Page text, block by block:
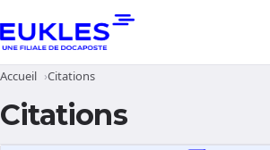
Accueil Citations
Citations